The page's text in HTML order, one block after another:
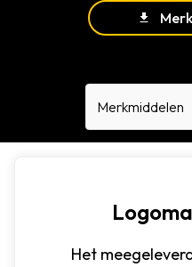
Merkmiddelen
Het